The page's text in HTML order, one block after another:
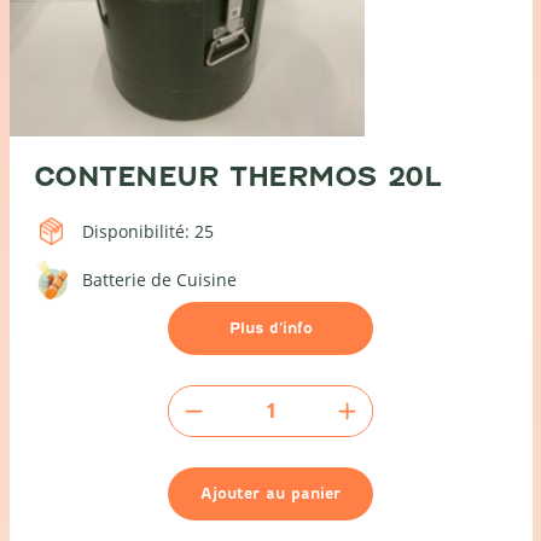
CONTENEUR THERMOS 20L
Disponibilité: 25
Batterie de Cuisine
Plus d’info
de
thermos
20l
Ajouter au panier